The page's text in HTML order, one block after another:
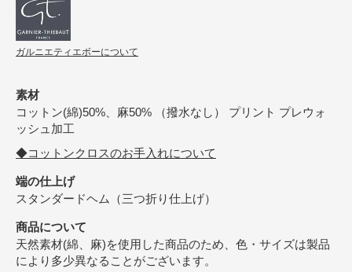
ガルニエティエボーについて
素材
コットン(綿)50%、麻50% （撥水なし） プリント プレウォ
ッシュ加工
◆コットンクロスのお手入れについて
端の仕上げ
スタンダードヘム（三つ折り仕上げ）
商品について
天然素材(綿、麻)を使用した商品のため、色・サイズは製品
により多少異なることがございます。